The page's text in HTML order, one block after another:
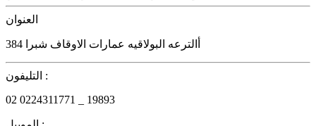
العنوان
384 أالترعه البولاقيه عمارات الاوقاف شبرا
التليفون :
02 0224311771 _ 19893